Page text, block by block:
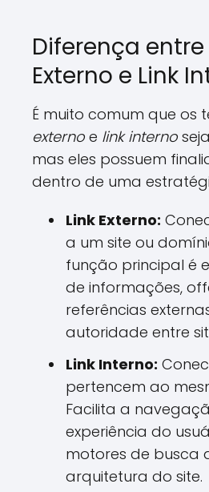
Diferença entre
Externo e Link
É muito comum que os
externo e link interno
mas eles possuem
dentro de uma
Link Externo:
a um site ou
função principal é
de informações,
referências
autoridade entre
Link Interno:
pertencem ao
Facilita a
experiência do
motores de busca
arquitetura do site.